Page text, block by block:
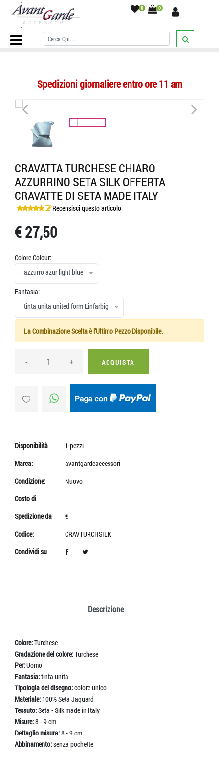
0 0
Home Page/CRAVATTE/Tinta unita/Cravatta turchese chiaro
azzurrino seta silk offerta cravatte di seta made italy
Spedizioni giornaliere entro ore 11 am
< >
CRAVATTA TURCHESE CHIARO
AZZURRINO SETA SILK OFFERTA
CRAVATTE DI SETA MADE ITALY
Recensisci questo articolo
€ 27,50
Colore Colour:
azzurro azur light blue
Fantasia:
tinta unita united form Einfarbig
La Combinazione Scelta è l'Ultimo Pezzo Disponibile.
- + ACQUISTA
Disponibilità
1 pezzi
Marca:
avantgardeaccessori
Condizione:
Nuovo
Costo di
Spedizione da
€
Codice:
CRAVTURCHSILK
Condividi su
Descrizione
Colore:Turchese
Gradazione del colore:Turchese
Per:Uomo
Fantasia:tinta unita
Tipologia del disegno:colore unico
Materiale: 100% Seta Jaquard
Tessuto:Seta - Silk made in Italy
Misure:8 - 9 cm
Dettaglio misura:8 - 9 cm
Abbinamento:senza pochette